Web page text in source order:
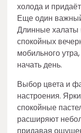
холода и
Еще один
Длинные халаты
спокойных
мобильного
начать день.
Выбор цвета и
настроения.
спокойные
расширяют